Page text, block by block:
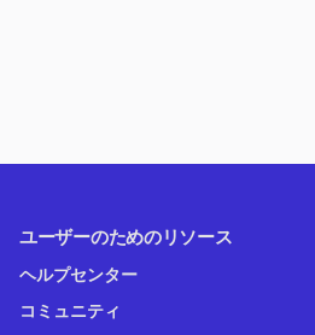
ユーザーのためのリソース
ヘルプセンター
コミュニティ